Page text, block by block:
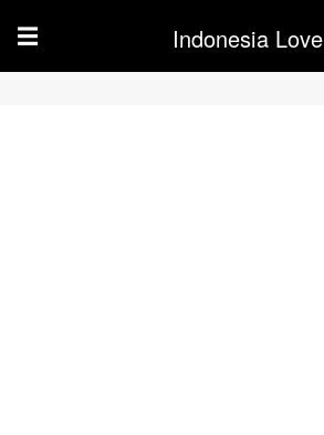
☰ Indonesia Love